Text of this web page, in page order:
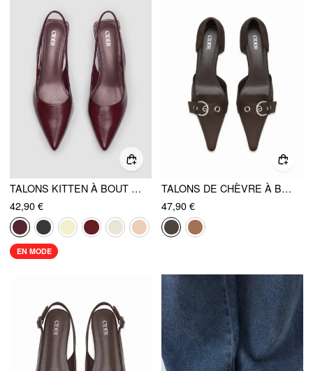
TALONS KITTEN À BOUT POINTU MÉTALLIQUES
42,90 €
EN MODE
TALONS DE CHÈVRE À BOUT POINTU ET BOUCLE
47,90 €